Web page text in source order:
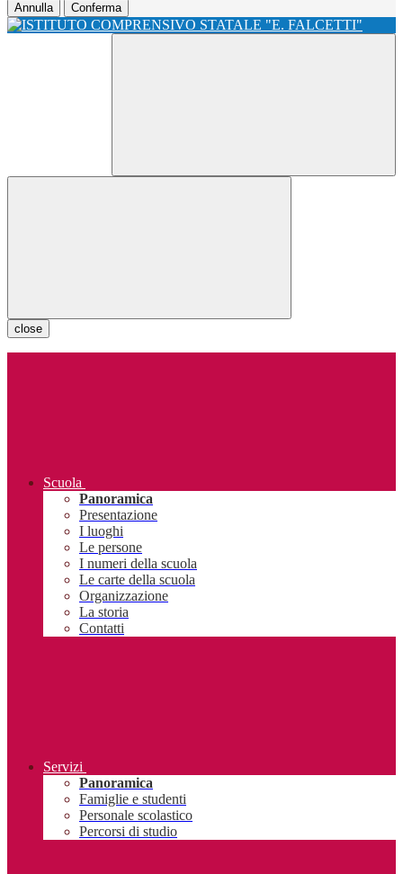
Annulla Conferma
close
Scuola
Panoramica
Presentazione
I luoghi
Le persone
I numeri della scuola
Le carte della scuola
Organizzazione
La storia
Contatti
Servizi
Panoramica
Famiglie e studenti
Personale scolastico
Percorsi di studio